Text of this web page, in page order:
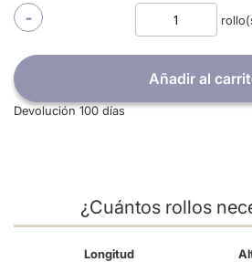
-
Añadir al
Devolución 100 días
¿Cuántos rollos
Longitud